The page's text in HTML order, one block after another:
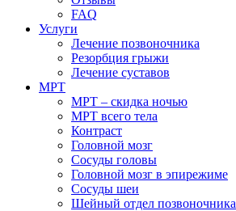
FAQ
Услуги
Лечение позвоночника
Резорбция грыжи
Лечение суставов
МРТ
МРТ – скидка ночью
МРТ всего тела
Контраст
Головной мозг
Сосуды головы
Головной мозг в эпирежиме
Сосуды шеи
Шейный отдел позвоночника